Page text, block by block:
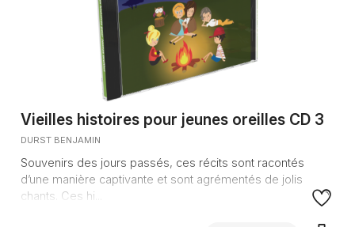
Vieilles histoires pour jeunes oreilles CD 3
DURST BENJAMIN
Souvenirs des jours passés, ces récits sont racontés
d’une manière captivante et sont agrémentés de jolis
chants. Ces hi...